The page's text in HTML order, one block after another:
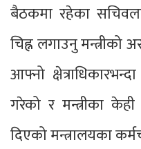
बैठकमा रहेका
चिह्न लगाउनु मन्त्रीको
आफ्नो
गरेको र मन्त्रीका
दिएको मन्त्रालयका